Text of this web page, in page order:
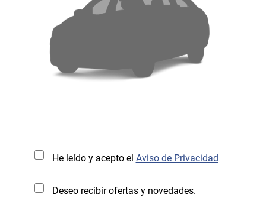
He leído y acepto el Aviso de Privacidad
Deseo recibir ofertas y novedades.